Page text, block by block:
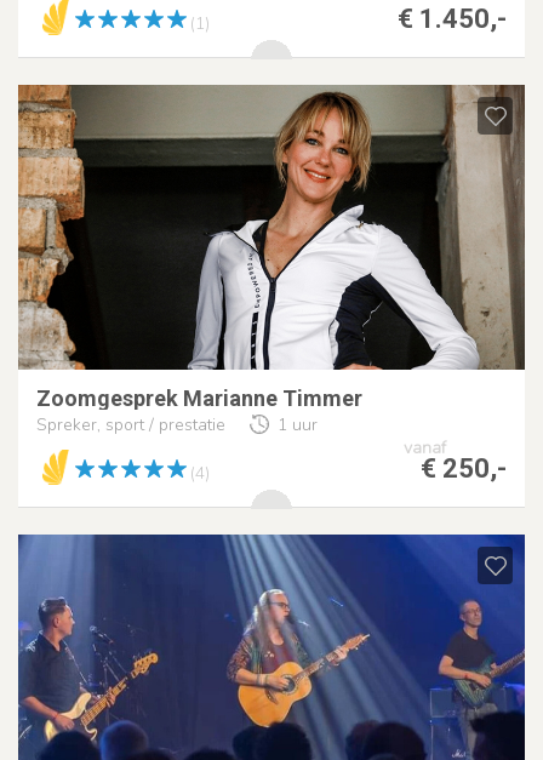
€ 1.450,-
(1)
Zoomgesprek Marianne Timmer
Spreker, sport / prestatie
1 uur
vanaf
€ 250,-
(4)